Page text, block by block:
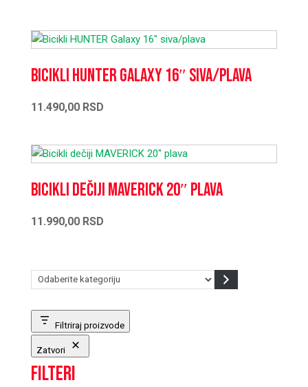
Bicikli HUNTER Galaxy 16″ siva/plava
11.490,00 RSD
Bicikli dečiji MAVERICK 20″ plava
11.990,00 RSD
Odaberite
Filtriraj proizvode
Zatvori
Filteri